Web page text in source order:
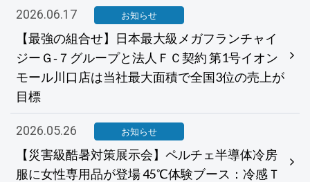
2026.06.17 お知らせ
【最強の組合せ】日本最大級メガフランチャイ
ジーＧ‐７グループと法人ＦＣ契約 第1号イオン
モール川口店は当社最大面積で全国3位の売上が
目標
2026.05.26 お知らせ
【災害級酷暑対策展示会】ペルチェ半導体冷房
服に女性専用品が登場 45℃体験ブース：冷感Ｔ